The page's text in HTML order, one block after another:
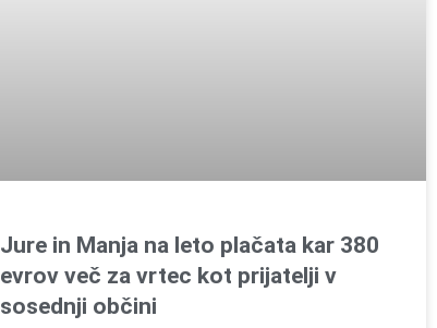
Jure in Manja na leto plačata kar 380
evrov več za vrtec kot prijatelji v
sosednji občini